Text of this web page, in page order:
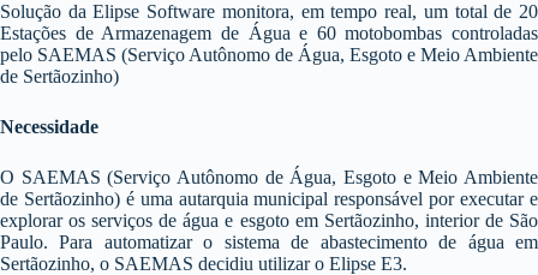
Solução da Elipse Software monitora, em tempo real, um total de 20
Estações de Armazenagem de Água e 60 motobombas controladas
pelo SAEMAS (Serviço Autônomo de Água, Esgoto e Meio Ambiente
de Sertãozinho)
Necessidade
O SAEMAS (Serviço Autônomo de Água, Esgoto e Meio Ambiente
de Sertãozinho) é uma autarquia municipal responsável por executar e
explorar os serviços de água e esgoto em Sertãozinho, interior de São
Paulo. Para automatizar o sistema de abastecimento de água em
Sertãozinho, o SAEMAS decidiu utilizar o Elipse E3.